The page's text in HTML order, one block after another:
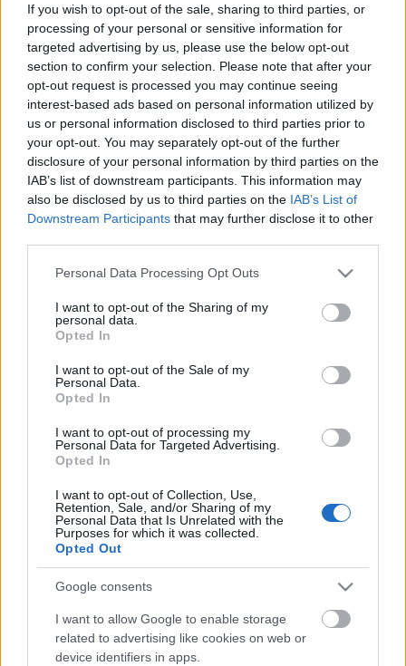
If you wish to opt-out of the sale, sharing to third parties, or
processing of your personal or sensitive information for
targeted advertising by us, please use the below opt-out
section to confirm your selection. Please note that after your
opt-out request is processed you may continue seeing
interest-based ads based on personal information utilized by
us or personal information disclosed to third parties prior to
your opt-out. You may separately opt-out of the further
disclosure of your personal information by third parties on the
IAB’s list of downstream participants. This information may
also be disclosed by us to third parties on the IAB’s List of
Downstream Participants that may further disclose it to other
Please note that this website/app uses one or more Google
not limited to your visit or usage behaviour. You may click to
grant or deny consent to Google and its third-party tags to
use your data for below specified purposes in below Google
consent section.
Personal Data Processing Opt Outs
I want to opt-out of the Sharing of my
personal data.
Opted In
I want to opt-out of the Sale of my
Personal Data.
Opted In
I want to opt-out of processing my
Personal Data for Targeted Advertising.
Opted In
I want to opt-out of Collection, Use,
Retention, Sale, and/or Sharing of my
Personal Data that Is Unrelated with the
Purposes for which it was collected.
Opted Out
Google consents
I want to allow Google to enable storage
related to advertising like cookies on web or
device identifiers in apps.
„Imádom a meséket, még így felnőtt fejjel is.
Játszottam korábban is gyerekeknek, nagyon
szeretem ezt a közönséget, látni a tekinteteken,
mennyire magával tudja ragadni a kicsiket egy jó
történet. A mostani előadás is izgalmasnak
ígérkezik, az alapját két, számomra különösen
fontos mese adja. Ezek a mesékBoldizsár Ildikó
meseterapeuta tollából ésSzegedi Katalin
rajzaiból születtek, külön kötetben a királyfiaknak és
külön a királylányoknak. Ezek olyan könyvek, ami
után egyszerűen muszáj beszélgetni arról, mi a
jóság, a szépség, az állhatatosság, és az összes többi
olyan tulajdonság, amit a kisgyerekek szíve rejt, és
amit érdemes a felnőtteknek is feleleveníteni olykor-
olykor" - mondtaKovács Patrícia.
Az előadás zenéjét Nyitrai László szerezte, a rendező
Bíró Kriszta. A jegyár 1500 Ft.
KékSzobaHall elnevezésű programsorozatot a
Budapest Jazz Clubban (XIII. Hollán Ernő u. 7.) azzal a
céllal, hogy legyen egy hely, ahol találkozhatnak
mindazok, akik szívesen néznek színházat, hallgatnak
zenét, szívesen cserélnek gondolatokat, kíváncsiak a
világra és egymásra és szeretnek játszani. A
vasárnaponként megrendezésre kerülő színházi, zenei,
irodalmi esteken a Kék Művészügynökség által képviselt
alkotók és barátaik lépnek színpadra. A szervezők